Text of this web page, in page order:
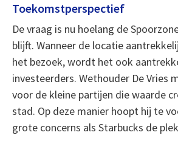
Toekomstperspectief
De vraag is nu hoelang de
blijft. Wanneer de locatie
het bezoek, wordt het ook
investeerders. Wethouder De Vries
voor de kleine partijen die waarde
stad. Op deze manier hoopt hij te
grote concerns als Starbucks de